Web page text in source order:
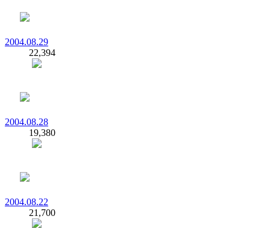
2004.08.29
22,394
2004.08.28
19,380
2004.08.22
21,700